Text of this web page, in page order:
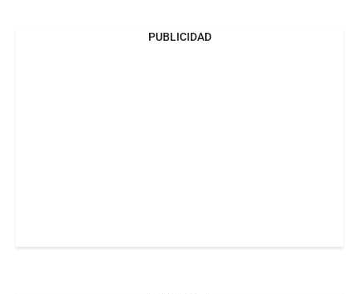
PUBLICIDAD